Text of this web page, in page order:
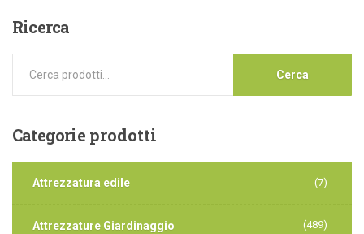
Ricerca
Cerca
Categorieprodotti
Attrezzatura edile (7)
Attrezzature Giardinaggio (489)